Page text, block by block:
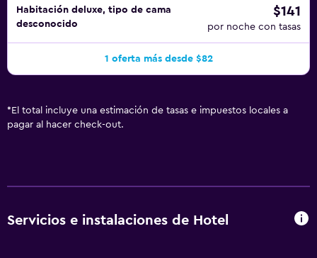
Habitación deluxe, tipo de cama
desconocido
$141
por noche con tasas
1 oferta más desde $82
* El total incluye una estimación de tasas e impuestos locales a
pagar al hacer check-out.
Servicios e instalaciones de Hotel